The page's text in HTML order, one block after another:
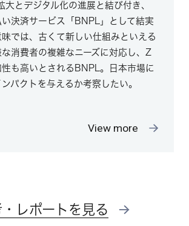
大とデジタル化の進展と結び付き、
決済サービス「BNPL」として結実
味では、古くて新しい仕組みといえる
消費者の複雑なニーズに対応し、Z
も高いとされるBNPL。日本市場に
パクトを与えるか考察したい。
View more
レポートを見る